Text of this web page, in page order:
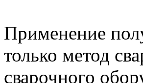
Применение
только метод
сварочного